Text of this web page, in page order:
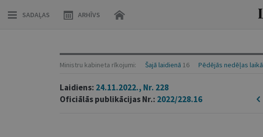
SADAĻAS ARHĪVS
Ministru kabineta rīkojumi: Šajā laidienā 16 Pēdējās nedēļas laikā
Laidiens: 24.11.2022., Nr. 228
Oficiālās publikācijas Nr.: 2022/228.16